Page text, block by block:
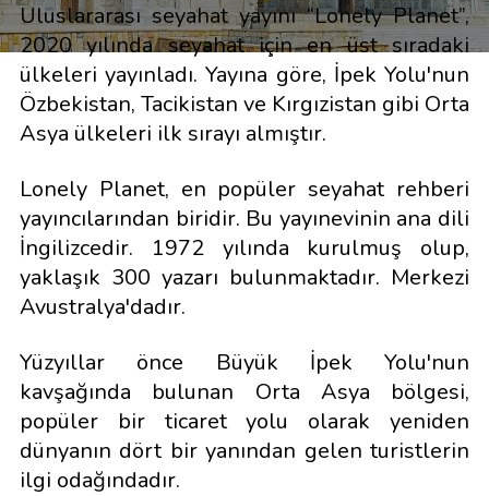
Uluslararası seyahat yayını “Lonely Planet”,
2020 yılında seyahat için en üst sıradaki
ülkeleri yayınladı. Yayına göre, İpek Yolu'nun
Özbekistan, Tacikistan ve Kırgızistan gibi Orta
Asya ülkeleri ilk sırayı almıştır.
Lonely Planet, en popüler seyahat rehberi
yayıncılarından biridir. Bu yayınevinin ana dili
İngilizcedir. 1972 yılında kurulmuş olup,
yaklaşık 300 yazarı bulunmaktadır. Merkezi
Avustralya'dadır.
Yüzyıllar önce Büyük İpek Yolu'nun
kavşağında bulunan Orta Asya bölgesi,
popüler bir ticaret yolu olarak yeniden
dünyanın dört bir yanından gelen turistlerin
ilgi odağındadır.